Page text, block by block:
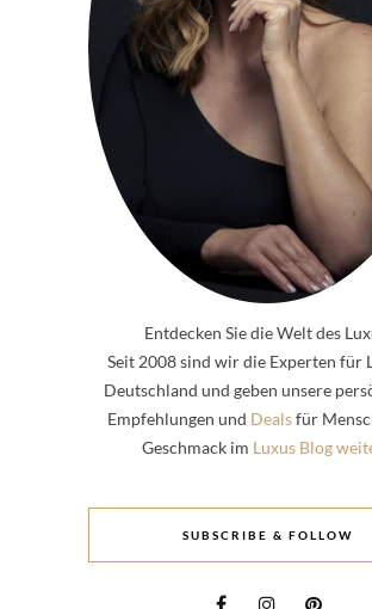
Entdecken Sie die Welt des
Seit 2008 sind wir die Experten für
Deutschland und geben unsere
Empfehlungen und Dealsfür
Geschmack im Luxus Blog
SUBSCRIBE & FOLLOW